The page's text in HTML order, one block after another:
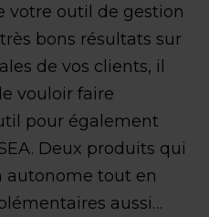
votre outil de gestion
bons résultats sur
de vos clients, il
vouloir faire
pour également
Deux produits qui
autonome tout en
aussi…